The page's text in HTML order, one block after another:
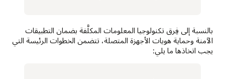
بالنسبة إلى فِرق تكنولوجيا المعلومات المكلَّفة بضمان التطبيقات
الآمنة وحماية هويات الأجهزة المتصلة، تتضمن الخطوات الرئيسة التي
يجب اتخاذها ما يلي: